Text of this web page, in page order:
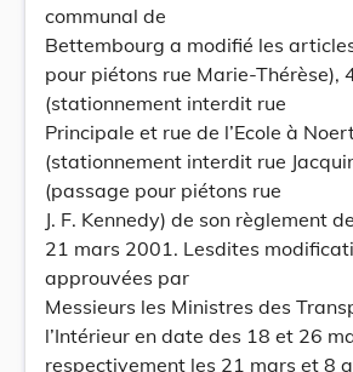
communal de
Bettembourg a modifié les
pour piétons rue Marie-Thérèse),
(stationnement interdit rue
Principale et rue de l’Ecole à
(stationnement interdit rue
(passage pour piétons rue
J. F. Kennedy) de son règlement
21 mars 2001. Lesdites
approuvées par
Messieurs les Ministres des
l’Intérieur en date des 18 et 26
respectivement les 21 mars et 8